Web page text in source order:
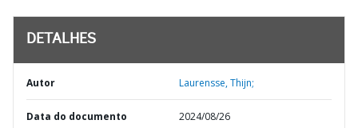
DETALHES
Autor Laurensse, Thijn;
Data do documento 2024/08/26